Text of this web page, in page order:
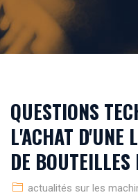
QUESTIONS
L'ACHAT D'UNE
DE BOUTEILLES
actualités sur les